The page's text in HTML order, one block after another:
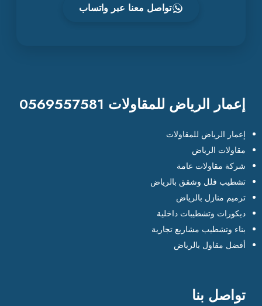
تواصل معنا عبر واتساب
إعمار الرياض للمقاولات 0569557581
إعمار الرياض للمقاولات
مقاولات الرياض
شركة مقاولات عامة
تشطيب فلل وشقق بالرياض
ترميم منازل بالرياض
ديكورات وتشطيبات داخلية
بناء وتشطيب مشاريع تجارية
أفضل مقاول بالرياض
تواصل بنا